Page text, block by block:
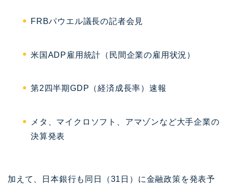
FRBパウエル議長の記者会見
米国ADP雇用統計（民間企業の雇用状況）
第2四半期GDP（経済成長率）速報
メタ、マイクロソフト、アマゾンなど大手企業の
決算発表
加えて、日本銀行も同日（31日）に金融政策を発表予